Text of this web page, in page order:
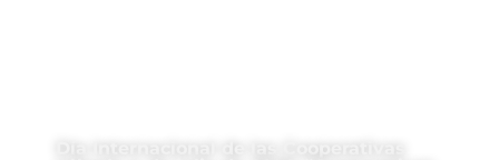
Día Internacional de las Cooperativas